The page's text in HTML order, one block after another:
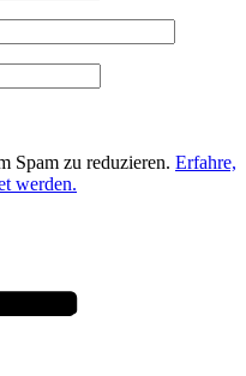
Spam zu reduzieren. Erfahre,
werden.